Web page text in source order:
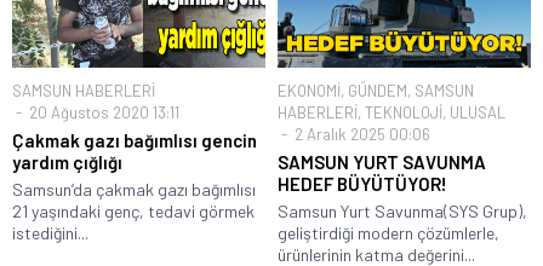
SAMSUN HABERLERİ
20 Ağustos 2020 13:11
Çakmak gazı bağımlısı gencin
yardım çığlığı
Samsun’da çakmak gazı bağımlısı
21 yaşındaki genç, tedavi görmek
istediğini...
EKONOMİ, GÜNDEM, SAMSUN
HABERLERİ, TEKNOLOJİ, ULUSAL
2 Aralık 2025 00:06
SAMSUN YURT SAVUNMA
HEDEF BÜYÜTÜYOR!
Samsun Yurt Savunma(SYS Grup),
geliştirdiği modern çözümlerle,
ürünlerinin katma değerini...